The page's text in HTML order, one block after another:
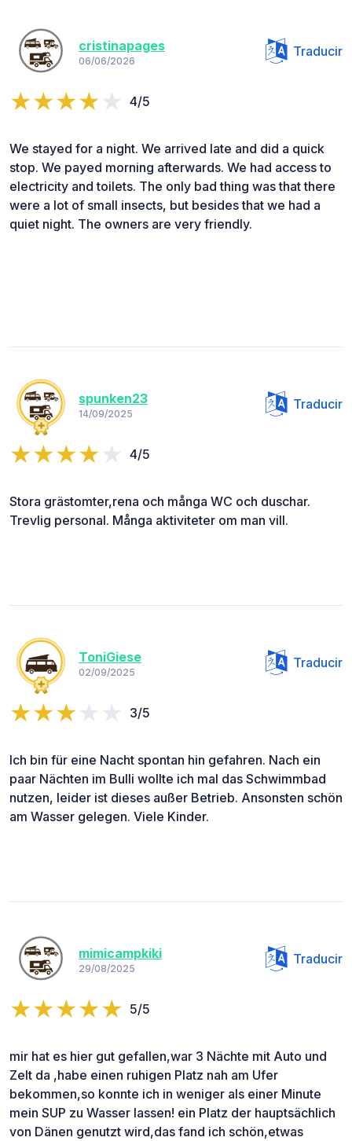
cristinapages
06/06/2026
Traducir
4/5
We stayed for a night. We arrived late and did a quick
stop. We payed morning afterwards. We had access to
electricity and toilets. The only bad thing was that there
were a lot of small insects, but besides that we had a
quiet night. The owners are very friendly.
spunken23
14/09/2025
Traducir
4/5
Stora grästomter,rena och många WC och duschar.
Trevlig personal. Många aktiviteter om man vill.
ToniGiese
02/09/2025
Traducir
3/5
Ich bin für eine Nacht spontan hin gefahren. Nach ein
paar Nächten im Bulli wollte ich mal das Schwimmbad
nutzen, leider ist dieses außer Betrieb. Ansonsten schön
am Wasser gelegen. Viele Kinder.
mimicampkiki
29/08/2025
Traducir
5/5
mir hat es hier gut gefallen,war 3 Nächte mit Auto und
Zelt da ,habe einen ruhigen Platz nah am Ufer
bekommen,so konnte ich in weniger als einer Minute
mein SUP zu Wasser lassen! ein Platz der hauptsächlich
von Dänen genutzt wird,das fand ich schön,etwas